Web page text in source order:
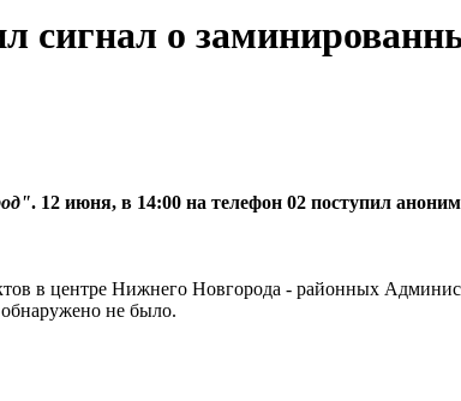
сигнал о
. 12 июня, в 14:00 на телефон 02 поступил
в центре Нижнего Новгорода - районных
не было.